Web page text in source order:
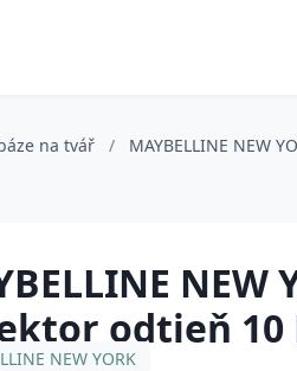
na tvář / MAYBELLINE NEW
NEW
odtieň 10
NEW YORK